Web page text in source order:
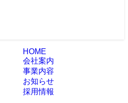
HOME
会社案内
事業内容
お知らせ
採用情報